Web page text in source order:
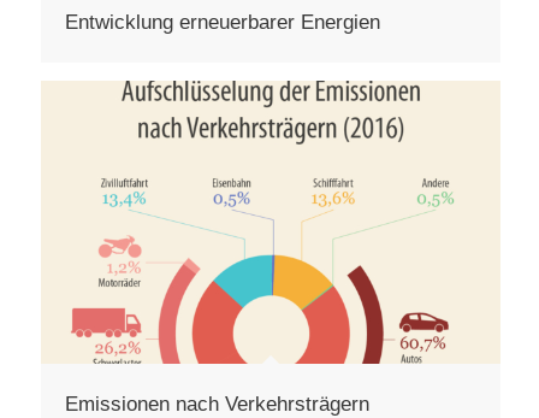
Entwicklung erneuerbarer Energien
Emissionen nach Verkehrsträgern